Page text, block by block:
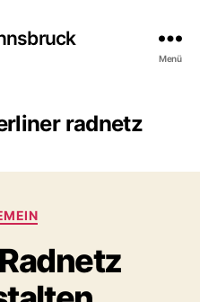
Menü
radnetz
t
e